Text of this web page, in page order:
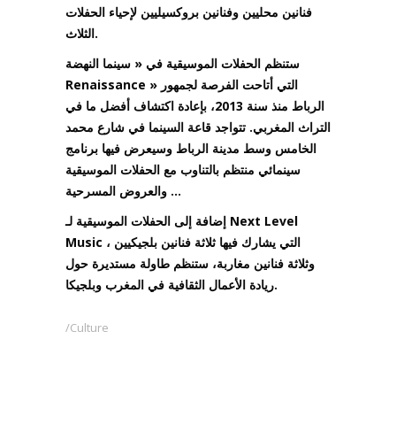
فنانين محليين وفنانين بروكسيليين لإحياء الحفلات
الثلاث.
ستنظم الحفلات الموسيقية في « سينما النهضة
Renaissance » التي أتاحت الفرصة لجمهور
الرباط منذ سنة 2013، بإعادة اكتشاف أفضل ما في
التراث المغربي. تتواجد قاعة السينما في شارع محمد
الخامس وسط مدينة الرباط وسيعرض فيها برنامج
سينمائي منتظم بالتناوب مع الحفلات الموسيقية
والعروض المسرحية …
إضافة إلى الحفلات الموسيقية لـ Next Level
Music ، التي يشارك فيها ثلاثة فنانين بلجيكيين
وثلاثة فنانين مغاربة، ستنظم طاولة مستديرة حول
ريادة الأعمال الثقافية في المغرب وبلجيكا.
Culture